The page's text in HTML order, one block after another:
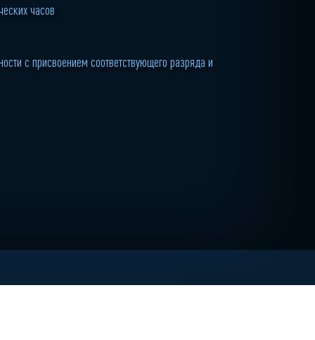
часов
с присвоением соответствующего разряда и